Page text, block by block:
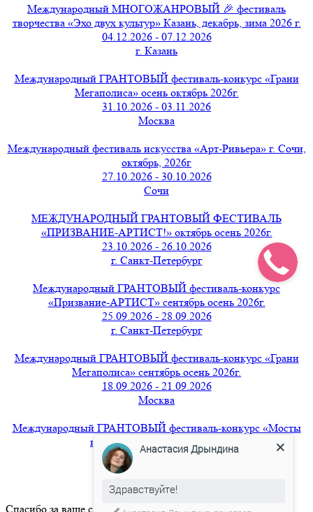
Международный МНОГОЖАНРОВЫЙ 🎉 фестиваль
творчества «Эхо двух культур» Казань, декабрь, зима 2026 г.
04.12.2026 - 07.12.2026
г. Казань
Международный ГРАНТОВЫЙ фестиваль-конкурс «Грани
Мегаполиса» осень октябрь 2026г.
31.10.2026 - 03.11.2026
Москва
Международный фестиваль искусства «Арт-Ривьера» г. Сочи,
октябрь, 2026г
27.10.2026 - 30.10.2026
Сочи
МЕЖДУНАРОДНЫЙ ГРАНТОВЫЙ ФЕСТИВАЛЬ
«ПРИЗВАНИЕ-АРТИСТ!» октябрь осень 2026г.
23.10.2026 - 26.10.2026
г. Санкт-Петербург
Международный ГРАНТОВЫЙ фестиваль-конкурс
«Призвание-АРТИСТ» сентябрь осень 2026г.
25.09.2026 - 28.09.2026
г. Санкт-Петербург
Международный ГРАНТОВЫЙ фестиваль-конкурс «Грани
Мегаполиса» сентябрь осень 2026г.
18.09.2026 - 21.09.2026
Москва
Международный ГРАНТОВЫЙ фестиваль-конкурс «Мосты
вдохновения» август 2026г.
21.08.2026 - 24.08.2026
г. Санкт-Петербург
Спасибо за ваше сообщение.
Анастасия Дрындина
Здравствуйте!